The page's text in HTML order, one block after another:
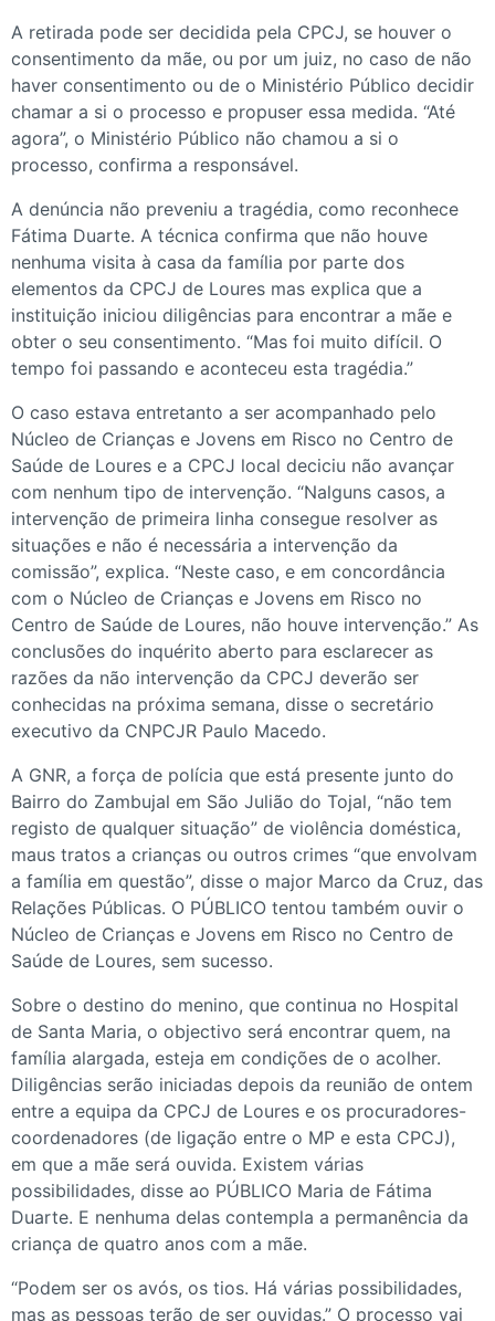
A retirada pode ser decidida pela CPCJ, se houver o
consentimento da mãe, ou por um juiz, no caso de não
haver consentimento ou de o Ministério Público decidir
chamar a si o processo e propuser essa medida. “Até
agora”, o Ministério Público não chamou a si o
processo, confirma a responsável.
A denúncia não preveniu a tragédia, como reconhece
Fátima Duarte. A técnica confirma que não houve
nenhuma visita à casa da família por parte dos
elementos da CPCJ de Loures mas explica que a
instituição iniciou diligências para encontrar a mãe e
obter o seu consentimento. “Mas foi muito difícil. O
tempo foi passando e aconteceu esta tragédia.”
O caso estava entretanto a ser acompanhado pelo
Núcleo de Crianças e Jovens em Risco no Centro de
Saúde de Loures e a CPCJ local deciciu não avançar
com nenhum tipo de intervenção. “Nalguns casos, a
intervenção de primeira linha consegue resolver as
situações e não é necessária a intervenção da
comissão”, explica. “Neste caso, e em concordância
com o Núcleo de Crianças e Jovens em Risco no
Centro de Saúde de Loures, não houve intervenção.” As
conclusões do inquérito aberto para esclarecer as
razões da não intervenção da CPCJ deverão ser
conhecidas na próxima semana, disse o secretário
executivo da CNPCJR Paulo Macedo.
A GNR, a força de polícia que está presente junto do
Bairro do Zambujal em São Julião do Tojal, “não tem
registo de qualquer situação” de violência doméstica,
maus tratos a crianças ou outros crimes “que envolvam
a família em questão”, disse o major Marco da Cruz, das
Relações Públicas. O PÚBLICO tentou também ouvir o
Núcleo de Crianças e Jovens em Risco no Centro de
Saúde de Loures, sem sucesso.
Sobre o destino do menino, que continua no Hospital
de Santa Maria, o objectivo será encontrar quem, na
família alargada, esteja em condições de o acolher.
Diligências serão iniciadas depois da reunião de ontem
entre a equipa da CPCJ de Loures e os procuradores-
coordenadores (de ligação entre o MP e esta CPCJ),
em que a mãe será ouvida. Existem várias
possibilidades, disse ao PÚBLICO Maria de Fátima
Duarte. E nenhuma delas contempla a permanência da
criança de quatro anos com a mãe.
“Podem ser os avós, os tios. Há várias possibilidades,
mas as pessoas terão de ser ouvidas.” O processo vai